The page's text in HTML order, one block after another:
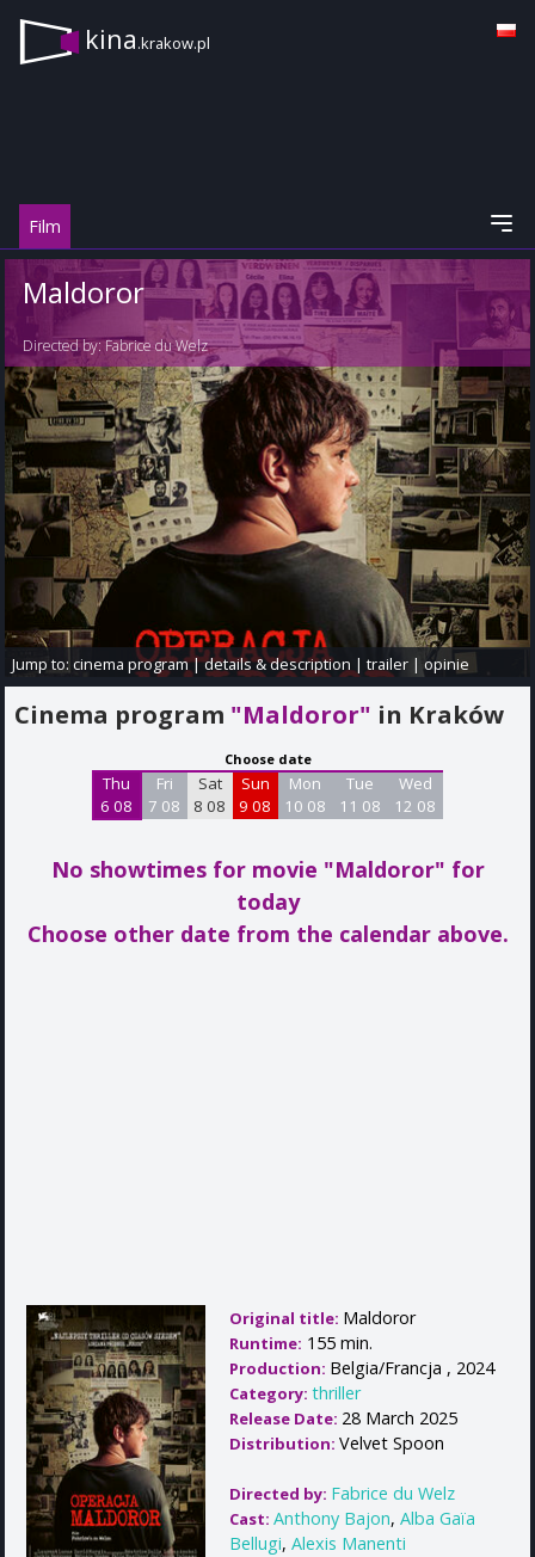
kina.krakow.pl
Film
Maldoror
Directed by:Fabrice du Welz
Jump to:cinema program|details & description |trailer |opinie
Cinema program "Maldoror" in Kraków
Choose date
Thu
6 08
Fri
7 08
Sat
8 08
Sun
9 08
Mon
10 08
Tue
11 08
Wed
12 08
No showtimes for movie "Maldoror" for
today
Choose other date from the calendar above.
Original title: Maldoror
Runtime: 155 min.
Production: Belgia/Francja , 2024
Category: thriller
Release Date: 28 March 2025
Distribution: Velvet Spoon
Directed by: Fabrice du Welz
Cast: Anthony Bajon, Alba Gaïa
Bellugi, Alexis Manenti